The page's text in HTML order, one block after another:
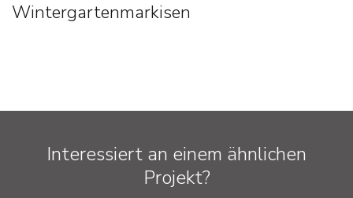
Wintergartenmarkisen
Interessiert an einem ähnlichen
Projekt?